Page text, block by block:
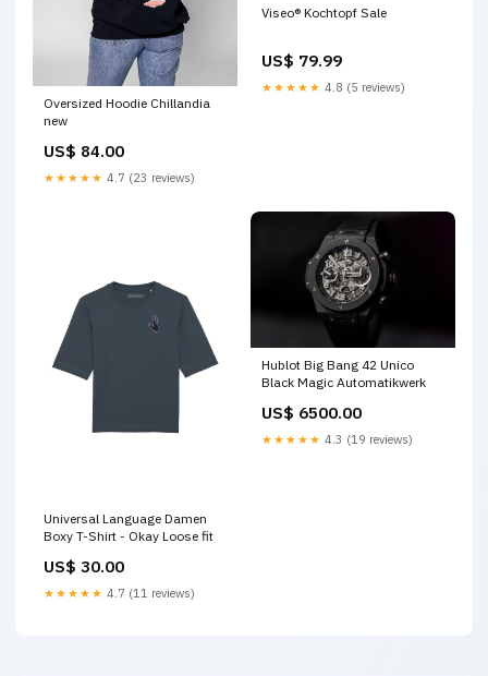
Oversized Hoodie Chillandia
new
US$ 84.00
★★★★★ 4.7 (23 reviews)
Viseo® Kochtopf Sale
US$ 79.99
★★★★★ 4.8 (5 reviews)
Universal Language Damen
Boxy T-Shirt - Okay Loose fit
US$ 30.00
★★★★★ 4.7 (11 reviews)
Hublot Big Bang 42 Unico
Black Magic Automatikwerk
US$ 6500.00
★★★★★ 4.3 (19 reviews)